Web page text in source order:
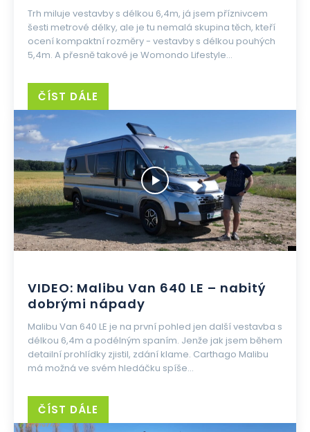
Trh miluje vestavby s délkou 6,4m, já jsem příznivcem
šesti metrové délky, ale je tu nemalá skupina těch, kteří
ocení kompaktní rozměry - vestavby s délkou pouhých
5,4m. A přesně takové je Womondo Lifestyle...
ČÍST DÁLE
VIDEO: Malibu Van 640 LE – nabitý
dobrými nápady
Malibu Van 640 LE je na první pohled jen další vestavba s
délkou 6,4m a podélným spaním. Jenže jak jsem během
detailní prohlídky zjistil, zdání klame. Carthago Malibu
má možná ve svém hledáčku spíše...
ČÍST DÁLE